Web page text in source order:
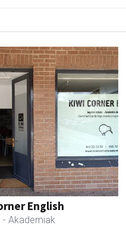
English
- Akademiak